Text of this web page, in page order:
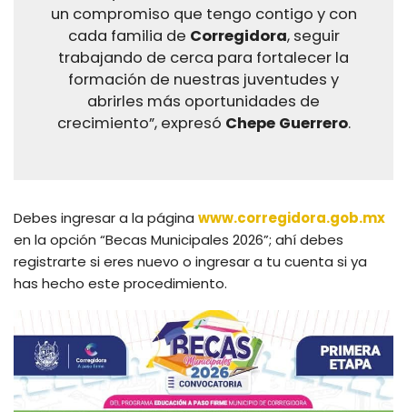
un compromiso que tengo contigo y con
cada familia de Corregidora, seguir
trabajando de cerca para fortalecer la
formación de nuestras juventudes y
abrirles más oportunidades de
crecimiento”, expresó Chepe Guerrero.
Debes ingresar a la página www.corregidora.gob.mx
en la opción “Becas Municipales 2026”; ahí debes
registrarte si eres nuevo o ingresar a tu cuenta si ya
has hecho este procedimiento.